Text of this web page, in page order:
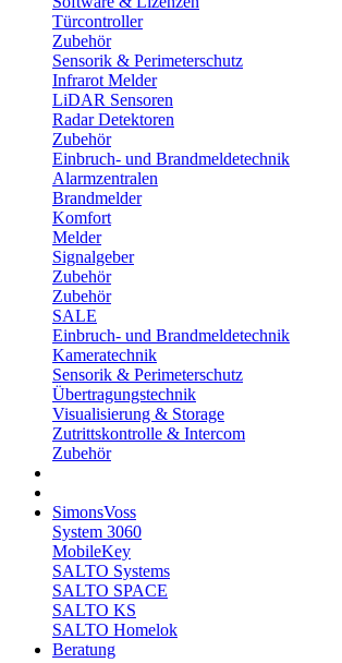
Türcontroller
Zubehör
Sensorik & Perimeterschutz
Infrarot Melder
LiDAR Sensoren
Radar Detektoren
Zubehör
Einbruch- und Brandmeldetechnik
Alarmzentralen
Brandmelder
Komfort
Melder
Signalgeber
Zubehör
Zubehör
SALE
Einbruch- und Brandmeldetechnik
Kameratechnik
Sensorik & Perimeterschutz
Übertragungstechnik
Visualisierung & Storage
Zutrittskontrolle & Intercom
Zubehör
SimonsVoss
System 3060
MobileKey
SALTO Systems
SALTO SPACE
SALTO KS
SALTO Homelok
Beratung